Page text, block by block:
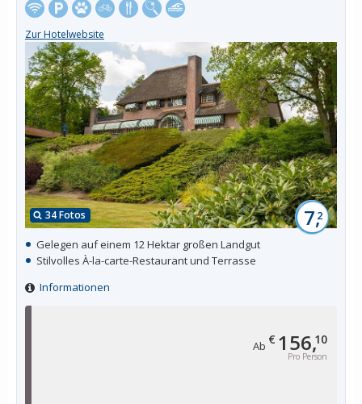
Ab € 156,10
Pro Person
34 Fotos 7,2
Zur Hotelwebsite
Gelegen auf einem 12 Hektar großen Landgut
Stilvolles À-la-carte-Restaurant und Terrasse
Informationen